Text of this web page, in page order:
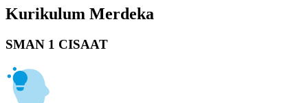
Kurikulum Merdeka
SMAN 1 CISAAT